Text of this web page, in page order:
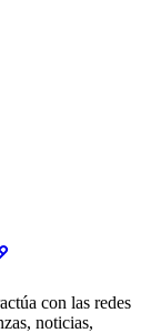
con las redes
noticias,